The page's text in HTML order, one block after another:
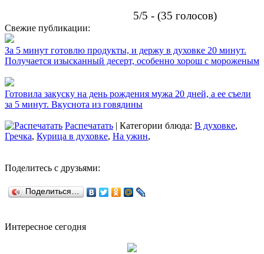
5/5 - (35 голосов)
Свежие публикации:
За 5 минут готовлю продукты, и держу в духовке 20 минут.
Получается изысканный десерт, особенно хорош с мороженым
Готовила закуску на день рождения мужа 20 дней, а ее съели
за 5 минут. Вкуснота из говядины
Распечатать | Категории блюда: В духовке,
Гречка, Курица в духовке, На ужин,
Поделитесь с друзьями:
Поделиться…
Интересное сегодня